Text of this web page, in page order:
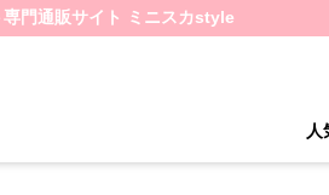
専門通販サイト ミニスカstyle